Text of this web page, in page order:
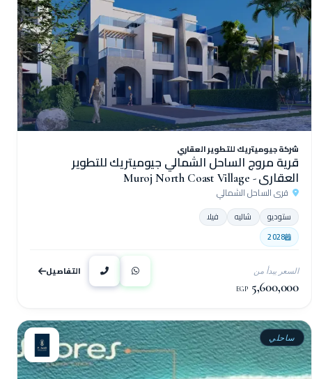
شركة جيوميتريك للتطوير العقاري
قرية مروج الساحل الشمالي جيوميتريك للتطوير
العقاري - Muroj North Coast Village
قرى الساحل الشمالي
ستوديو شاليه
فيلا
2028
السعر يبدأ من
5,600,000
EGP
التفاصيل
ساحلي